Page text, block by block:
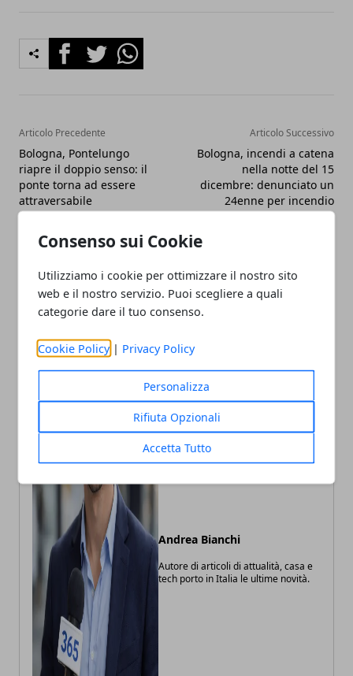
Consenso sui Cookie
Utilizziamo i cookie per ottimizzare il nostro sito
web e il nostro servizio. Puoi scegliere a quali
categorie dare il tuo consenso.
Cookie Policy | Privacy Policy
Personalizza
Rifiuta Opzionali
Accetta Tutto
FacebookTwitterWhatsapp
Articolo Precedente
Bologna, Pontelungo
riapre il doppio senso: il
ponte torna ad essere
attraversabile
Articolo Successivo
Bologna, incendi a catena
nella notte del 15
dicembre: denunciato un
24enne per incendio
doloso
Andrea Bianchi
Autore di articoli di attualità, casa e
tech porto in Italia le ultime novità.